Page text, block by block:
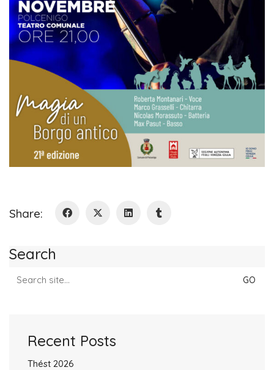
Share:
Search
for:
Recent Posts
Thést 2026